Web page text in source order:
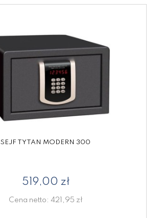
SEJF TYTAN MODERN 300
519,00 zł
Cena netto: 421,95 zł